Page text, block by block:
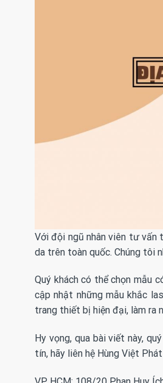
Với đội ngũ nhân viên tư vấn
da trên toàn quốc. Chúng tôi
Quý khách có thể chọn mẫu
cập nhật những mẫu khắc
trang thiết bị hiện đại, làm ra
Hy vọng, qua bài viết này,
tín, hãy liên hệ Hùng Việt